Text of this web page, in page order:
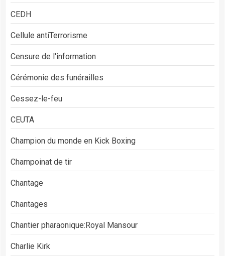
CEDH
Cellule antiTerrorisme
Censure de l'information
Cérémonie des funérailles
Cessez-le-feu
CEUTA
Champion du monde en Kick Boxing
Champoinat de tir
Chantage
Chantages
Chantier pharaonique:Royal Mansour
Charlie Kirk